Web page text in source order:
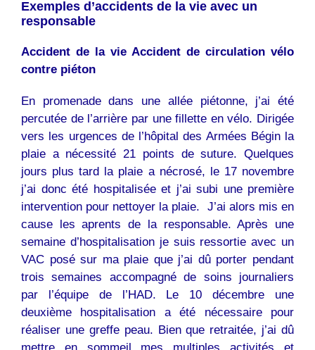
Exemples d’accidents de la vie avec un
responsable
Accident de la vie Accident de circulation vélo
contre piéton
En promenade dans une allée piétonne, j’ai été
percutée de l’arrière par une fillette en vélo. Dirigée
vers les urgences de l’hôpital des Armées Bégin la
plaie a nécessité 21 points de suture. Quelques
jours plus tard la plaie a nécrosé, le 17 novembre
j’ai donc été hospitalisée et j’ai subi une première
intervention pour nettoyer la plaie. J’ai alors mis en
cause les aprents de la responsable. Après une
semaine d’hospitalisation je suis ressortie avec un
VAC posé sur ma plaie que j’ai dû porter pendant
trois semaines accompagné de soins journaliers
par l’équipe de l’HAD. Le 10 décembre une
deuxième hospitalisation a été nécessaire pour
réaliser une greffe peau. Bien que retraitée, j’ai dû